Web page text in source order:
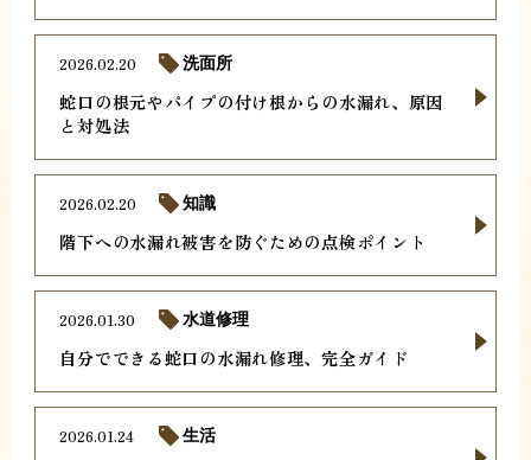
蛇口の根元やパイプの付け根からの水漏れ、原因
と対処法
2026.02.20 洗面所
階下への水漏れ被害を防ぐための点検ポイント
2026.02.20 知識
自分でできる蛇口の水漏れ修理、完全ガイド
2026.01.30 水道修理
2026.01.24 生活